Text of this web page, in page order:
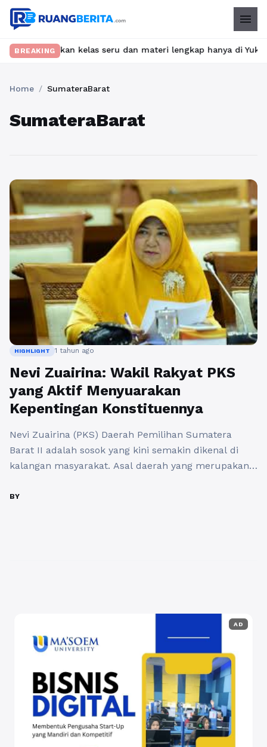
menu
BREAKINGkelas seru dan materi lengkap hanya di
Home / SumateraBarat
SumateraBarat
HIGHLIGHT 1 tahun ago
Nevi Zuairina: Wakil Rakyat PKS
yang Aktif Menyuarakan
Kepentingan Konstituennya
Nevi Zuairina (PKS) Daerah Pemilihan Sumatera
Barat II adalah sosok yang kini semakin dikenal di
kalangan masyarakat. Asal daerah yang merupakan
sekadar berpolitik, tetapi juga membawa visi dan
BY
AD